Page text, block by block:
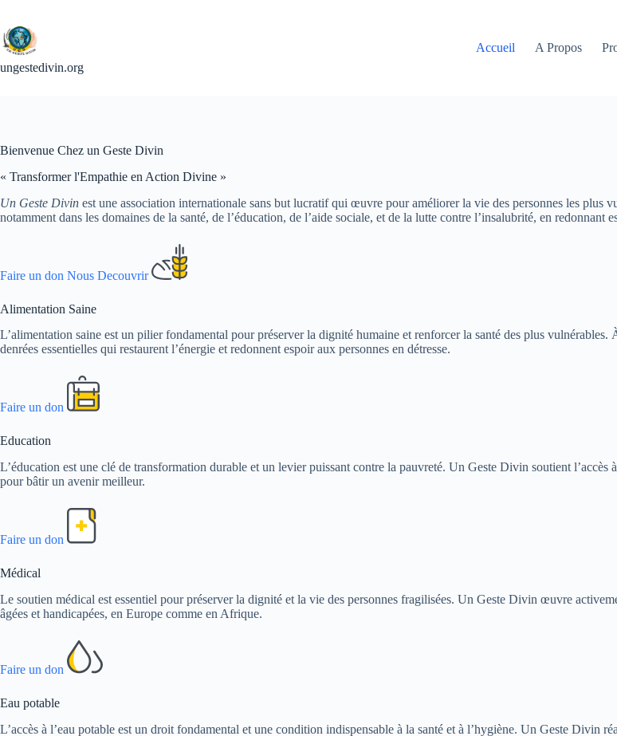
contenu
ungestedivin.org
Accueil A Propos
Bienvenue Chez un Geste Divin
« Transformer l'Empathie en Action Divine »
Un Geste Divin est une association internationale sans but lucratif qui œuvre pour améliorer la vie des personnes les plus
notamment dans les domaines de la santé, de l’éducation, de l’aide sociale, et de la lutte contre l’insalubrité, en redonnant
Faire un don Nous Decouvrir
Alimentation Saine
L’alimentation saine est un pilier fondamental pour préserver la dignité humaine et renforcer la santé des plus
denrées essentielles qui restaurent l’énergie et redonnent espoir aux personnes en détresse.
Faire un don
Education
L’éducation est une clé de transformation durable et un levier puissant contre la pauvreté. Un Geste Divin soutient
pour bâtir un avenir meilleur.
Faire un don
Médical
Le soutien médical est essentiel pour préserver la dignité et la vie des personnes fragilisées. Un Geste Divin œuvre
âgées et handicapées, en Europe comme en Afrique.
Faire un don
Eau potable
L’accès à l’eau potable est un droit fondamental et une condition indispensable à la santé et à l’hygiène. Un Geste Divin